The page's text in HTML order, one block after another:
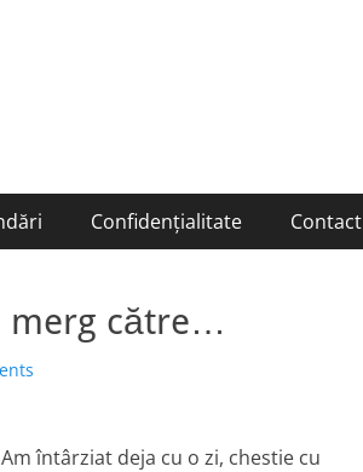
Confidențialitate Contact
merg către…
întârziat deja cu o zi, chestie cu